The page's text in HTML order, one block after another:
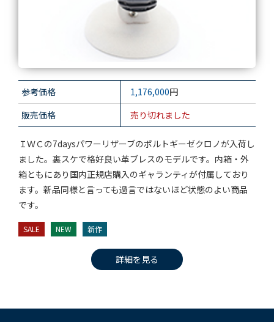
参考価格 1,176,000円
販売価格
売り切れました
ＩＷＣの7daysパワーリザーブのポルトギーゼクロノが入荷し
ました。裏スケで格好良い革ブレスのモデルです。内箱・外
箱ともにあり国内正規店購入のギャランティが付属しており
ます。新品同様と言っても過言ではないほど状態のよい商品
です。
SALE NEW 新作
詳細を見る